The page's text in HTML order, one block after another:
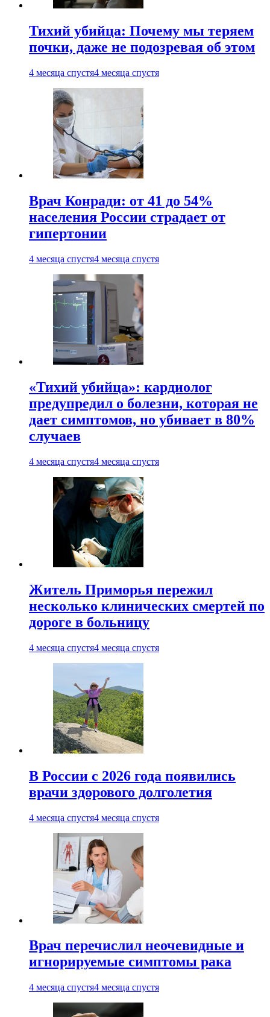
Тихий убийца: Почему мы теряем
почки, даже не подозревая об этом
4 месяца спустя4 месяца спустя
Врач Конради: от 41 до 54%
населения России страдает от
гипертонии
4 месяца спустя4 месяца спустя
«Тихий убийца»: кардиолог
предупредил о болезни, которая не
дает симптомов, но убивает в 80%
случаев
4 месяца спустя4 месяца спустя
Житель Приморья пережил
несколько клинических смертей по
дороге в больницу
4 месяца спустя4 месяца спустя
В России с 2026 года появились
врачи здорового долголетия
4 месяца спустя4 месяца спустя
Врач перечислил неочевидные и
игнорируемые симптомы рака
4 месяца спустя4 месяца спустя